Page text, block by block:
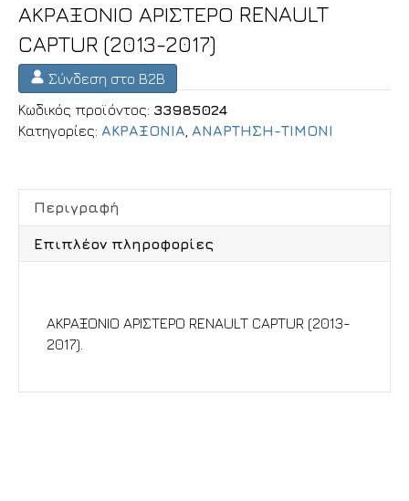
ΑΚΡΑΞΟΝΙΟ ΑΡΙΣΤΕΡΟ RENAULT
CAPTUR (2013-2017)
Σύνδεση στο B2B
Κωδικός προϊόντος: 33985024
Κατηγορίες: ΑΚΡΑΞΟΝΙΑ ΑΝΑΡΤΗΣΗ-ΤΙΜΟΝΙ
Περιγραφή
Επιπλέον πληροφορίες
ΑΚΡΑΞΟΝΙΟ ΑΡΙΣΤΕΡΟ RENAULT CAPTUR (2013-
2017).